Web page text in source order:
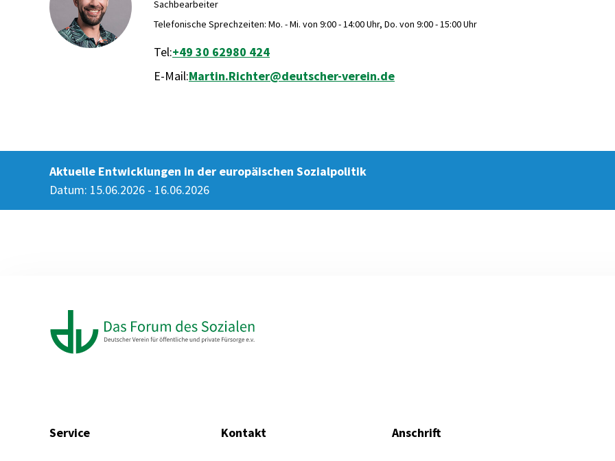
Sachbearbeiter
Telefonische Sprechzeiten: Mo. - Mi. von 9:00 - 14:00 Uhr, Do. von 9:00 - 15:00 Uhr
Tel:+49 30 62980 424
E-Mail:Martin.Richter@deutscher-verein.de
Aktuelle Entwicklungen in der europäischen Sozialpolitik
Datum: 15.06.2026 - 16.06.2026
Service Kontakt Anschrift